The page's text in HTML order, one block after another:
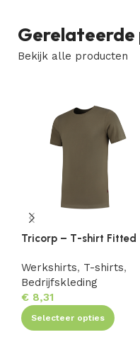
Gerelateerde
Bekijk alle producten
Tricorp – T-shirt Fitted
Werkshirts, T-shirts,
Bedrijfskleding
€ 8,31
Selecteer opties